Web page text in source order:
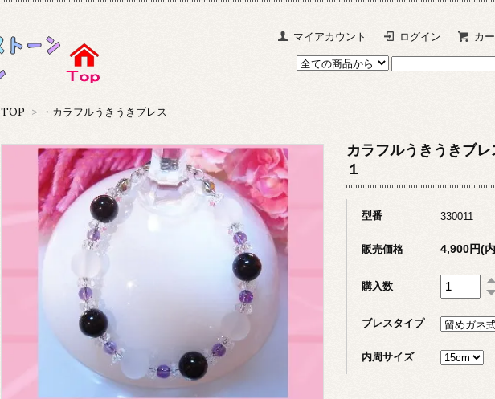
マイアカウント ログイン カ
TOP > ・カラフルうきうきブレス
カラフルうきうきブレ
１
型番 330011
販売価格 4,900円(
購入数
ブレスタイプ
内周サイズ